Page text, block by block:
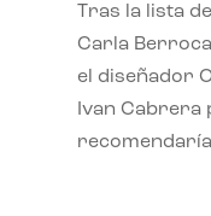
Tras la lista
Carla
el diseñador
Ivan Cabrera